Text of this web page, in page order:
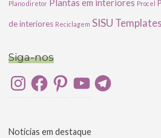
Plano diretor Plantas em interiores Procel
de interiores Reciclagem SISU Templates
Siga-nos
InstagramFacebookPinterestYouTubeTelegram
Notícias em destaque